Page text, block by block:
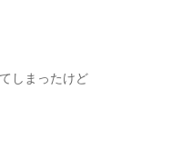
しまったけど